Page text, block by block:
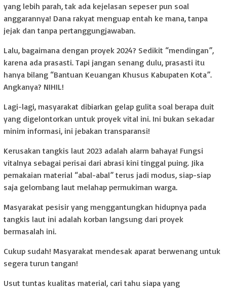
yang lebih parah, tak ada kejelasan sepeser pun soal
anggarannya! Dana rakyat menguap entah ke mana, tanpa
jejak dan tanpa pertanggungjawaban.
Lalu, bagaimana dengan proyek 2024? Sedikit “mendingan”,
karena ada prasasti. Tapi jangan senang dulu, prasasti itu
hanya bilang “Bantuan Keuangan Khusus Kabupaten Kota”.
Angkanya? NIHIL!
Lagi-lagi, masyarakat dibiarkan gelap gulita soal berapa duit
yang digelontorkan untuk proyek vital ini. Ini bukan sekadar
minim informasi, ini jebakan transparansi!
Kerusakan tangkis laut 2023 adalah alarm bahaya! Fungsi
vitalnya sebagai perisai dari abrasi kini tinggal puing. Jika
pemakaian material “abal-abal” terus jadi modus, siap-siap
saja gelombang laut melahap permukiman warga.
Masyarakat pesisir yang menggantungkan hidupnya pada
tangkis laut ini adalah korban langsung dari proyek
bermasalah ini.
Cukup sudah! Masyarakat mendesak aparat berwenang untuk
segera turun tangan!
Usut tuntas kualitas material, cari tahu siapa yang